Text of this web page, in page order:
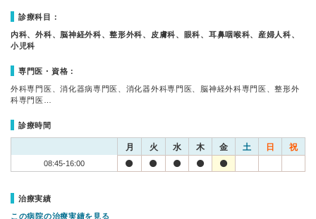
診療科目：
内科、外科、脳神経外科、整形外科、皮膚科、眼科、耳鼻咽喉科、産婦人科、
小児科
専門医・資格：
外科専門医、消化器病専門医、消化器外科専門医、脳神経外科専門医、整形外
科専門医…
診療時間
月 火 水 木 金 土 日 祝
08:45-16:00
治療実績
この病院の治療実績を見る